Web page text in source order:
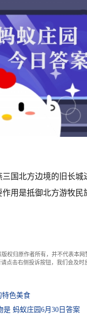
国北方边境的旧长城
用是抵御北方游牧民
权归原作者所有，并不代表本
点击右侧投诉按钮，我们会及时
特色美食
蚂蚁庄园6月30日答案